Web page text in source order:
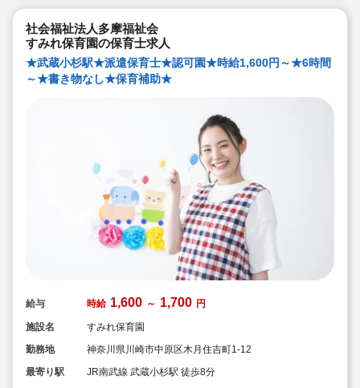
社会福祉法人多摩福祉会
すみれ保育園の保育士求人
★武蔵小杉駅★派遣保育士★認可園★時給1,600円～★6時間
～★書き物なし★保育補助★
給与 時給 1,600 ～ 1,700 円
施設名
すみれ保育園
勤務地
神奈川県川崎市中原区木月住吉町1-12
最寄り駅
JR南武線 武蔵小杉駅 徒歩8分